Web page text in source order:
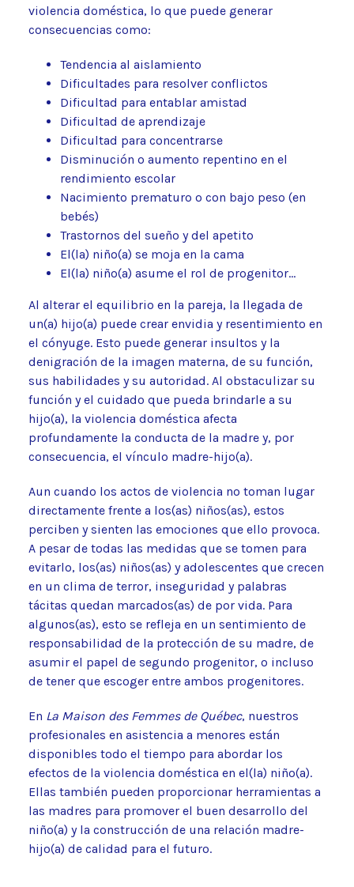
violencia doméstica, lo que puede generar
consecuencias como:
Tendencia al aislamiento
Dificultades para resolver conflictos
Dificultad para entablar amistad
Dificultad de aprendizaje
Dificultad para concentrarse
Disminución o aumento repentino en el
rendimiento escolar
Nacimiento prematuro o con bajo peso (en
bebés)
Trastornos del sueño y del apetito
El(la) niño(a) se moja en la cama
El(la) niño(a) asume el rol de progenitor…
Al alterar el equilibrio en la pareja, la llegada de
un(a) hijo(a) puede crear envidia y resentimiento en
el cónyuge. Esto puede generar insultos y la
denigración de la imagen materna, de su función,
sus habilidades y su autoridad. Al obstaculizar su
función y el cuidado que pueda brindarle a su
hijo(a), la violencia doméstica afecta
profundamente la conducta de la madre y, por
consecuencia, el vínculo madre-hijo(a).
Aun cuando los actos de violencia no toman lugar
directamente frente a los(as) niños(as), estos
perciben y sienten las emociones que ello provoca.
A pesar de todas las medidas que se tomen para
evitarlo, los(as) niños(as) y adolescentes que crecen
en un clima de terror, inseguridad y palabras
tácitas quedan marcados(as) de por vida. Para
algunos(as), esto se refleja en un sentimiento de
responsabilidad de la protección de su madre, de
asumir el papel de segundo progenitor, o incluso
de tener que escoger entre ambos progenitores.
En La Maison des Femmes de Québec, nuestros
profesionales en asistencia a menores están
disponibles todo el tiempo para abordar los
efectos de la violencia doméstica en el(la) niño(a).
Ellas también pueden proporcionar herramientas a
las madres para promover el buen desarrollo del
niño(a) y la construcción de una relación madre-
hijo(a) de calidad para el futuro.